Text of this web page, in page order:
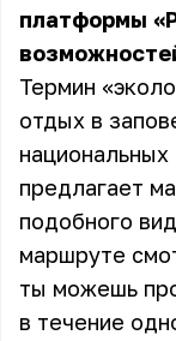
платформы
Термин
отдых в
предлагает
подобного
маршруте
ты можешь
в течение